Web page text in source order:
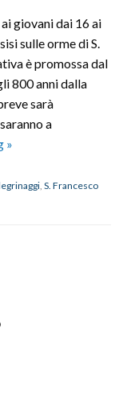
giovani dai 16 ai
sulle orme di S.
è promossa dal
800 anni dalla
sarà
a
Progettiamo
sulle
»
S. Francesco